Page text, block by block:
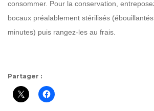
consommer. Pour la conservation,
bocaux préalablement stérilisés
minutes) puis rangez-les au frais.
Partager :